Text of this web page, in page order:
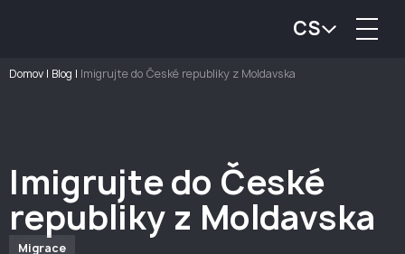
CS
Domov | Blog | Imigrujte do České republiky z Moldavska
Imigrujte do České
republiky z Moldavska
Migrace